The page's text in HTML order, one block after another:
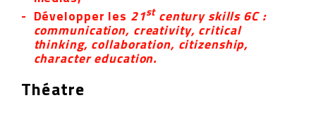
Développer les 21stcentury skills 6C :
communication, creativity, critical
thinking, collaboration, citizenship,
character education.
Théatre